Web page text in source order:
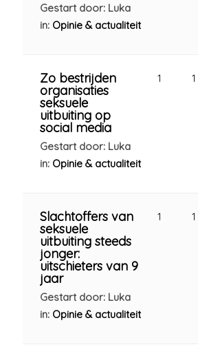
Gestart door: Luka
in: Opinie & actualiteit
Zo bestrijden
organisaties
seksuele
uitbuiting op
social media
Gestart door: Luka
in: Opinie & actualiteit
1 1
Slachtoffers van
seksuele
uitbuiting steeds
jonger:
uitschieters van 9
jaar
Gestart door: Luka
in: Opinie & actualiteit
1 1